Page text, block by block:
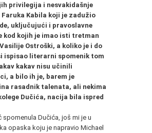
privilegija i nesvakidašnje
Kabila koji je zadužio
uključujući i pravoslavne
kod kojih je imao isti tretman
Ostroški, a koliko je i do
ispisao literarni spomenik tom
kakav nisu učinili
a bilo ih je, barem je
rasadnik talenata, ali nekima
Dučića, nacija bila ispred
spomenula Dučića, još mi je u
opaska koju je napravio Michael